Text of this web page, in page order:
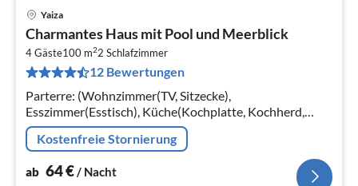
Yaiza
Charmantes Haus mit Pool und Meerblick
4 Gäste100 m22 Schlafzimmer
12 Bewertungen
Parterre: (Wohnzimmer(TV, Sitzecke),
Esszimmer(Esstisch), Küche(Kochplatte, Kochherd,
Kaffeemaschine, Backofen, Kombi-Mikrowelle,
Kühl-/Gefrierkombination)) In der 1.
Kostenfreie Stornierung
ab 64€/ Nacht